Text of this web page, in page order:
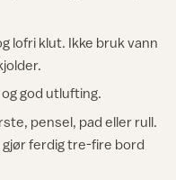
lofri klut. Ikke bruk vann
god utlufting.
pensel, pad eller rull.
gjør ferdig tre-fire bord